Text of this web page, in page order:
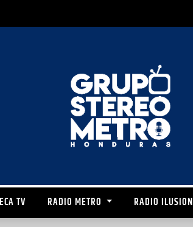
TV RADIO METRO RADIO ILUSION